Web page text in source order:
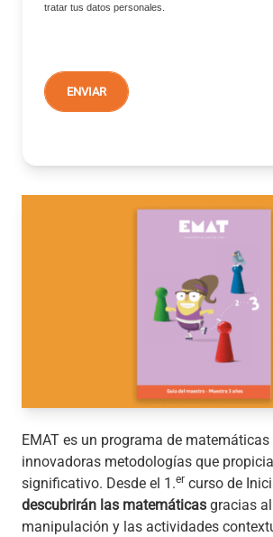
EMAT es un programa de
innovadoras metodologías que
significativo. Desde el 1.er curso de
descubrirán las matemáticas gracias
manipulación y las actividades
tratar tus datos personales.